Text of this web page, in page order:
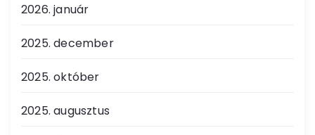
2026. január
2025. december
2025. október
2025. augusztus